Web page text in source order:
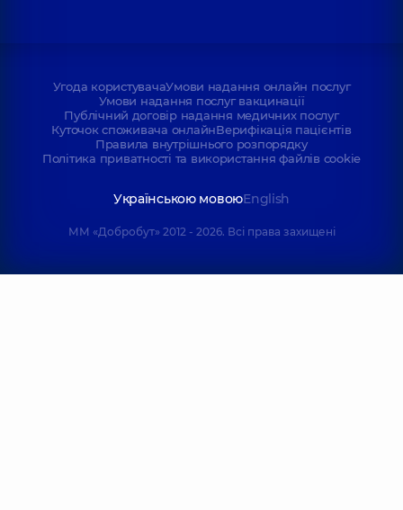
Угода користувачаУмови надання онлайн послуг
Умови надання послуг вакцинації
Публічний договір надання медичних послуг
Куточок споживача онлайнВерифікація пацієнтів
Правила внутрішнього розпорядку
Політика приватності та використання файлів cookie
Українською мовоюEnglish
ММ «Добробут» 2012 - 2026. Всі права захищені